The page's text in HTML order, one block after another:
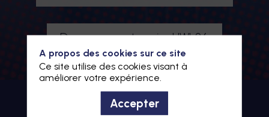
Devenez partenaire HWL26
Je m'inscris à HWL26
A propos des cookies sur ce site
Ce site utilise des cookies visant à
améliorer votre expérience.
Accepter